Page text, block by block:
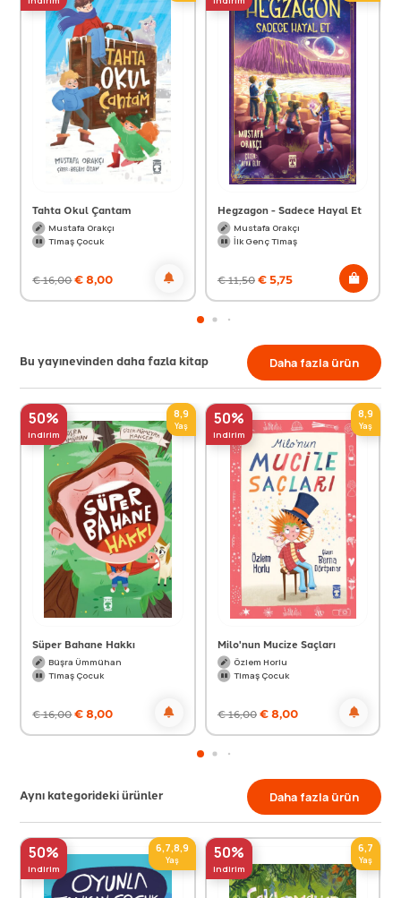
Tahta Okul Çantam
Mustafa Orakçı
Timaş Çocuk
€16,00€8,00
Hegzagon - Sadece Hayal Et
Mustafa Orakçı
İlk Genç Timaş
€11,50€5,75
Bu yayınevinden daha fazla kitap Daha fazla ürün
50%
indirim
8,9
Yaş
Süper Bahane Hakkı
Büşra Ümmühan
Timaş Çocuk
€16,00€8,00
50%
indirim
8,9
Yaş
Milo'nun Mucize Saçları
Özlem Horlu
Timaş Çocuk
€16,00€8,00
Aynı kategorideki ürünler Daha fazla ürün
50%
indirim
6,7,8,9
Yaş 50%
indirim
6,7
Yaş